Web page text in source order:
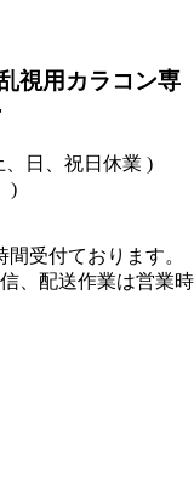
視用カラコン専
、日、祝日休業 )
)
間受付ております。
、配送作業は営業時